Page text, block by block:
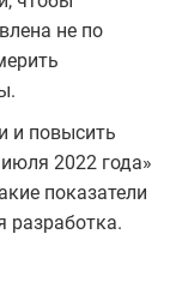
не по
и повысить
2022 года»
показатели
разработка.